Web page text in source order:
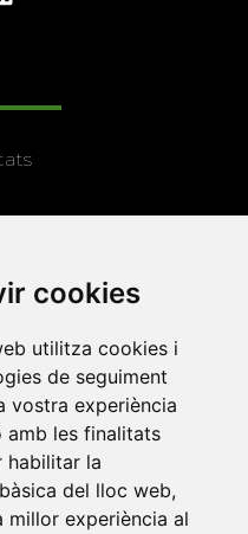
cookies
utilitza cookies i
de seguiment
vostra experiència
amb les finalitats
habilitar la
del lloc web,
millor experiència al
n